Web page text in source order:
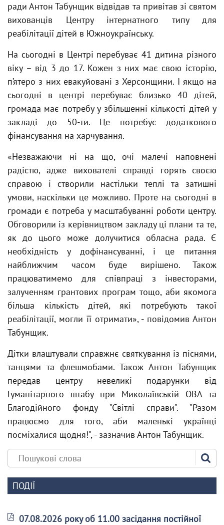
ради Антон Табунщик відвідав та привітав зі святом
вихованців Центру інтернатного типу для
реабілітації дітей в Южноукраїнську.
На сьогодні в Центрі перебуває 41 дитина різного
віку – від 3 до 17. Кожен з них має свою історію,
п’ятеро з них евакуйовані з Херсонщини. І якщо на
сьогодні в центрі перебуває близько 40 дітей,
громада має потребу у збільшенні кількості дітей у
закладі до 50-ти. Це потребує додаткового
фінансування на харчування.
«Незважаючи ні на що, очі малечі наповнені
радістю, адже вихователі справді горять своєю
справою і створили настільки теплі та затишні
умови, наскільки це можливо. Проте на сьогодні в
громади є потреба у масштабуванні роботи центру.
Обговорили із керівництвом закладу ці плани та те,
як до цього може долучитися обласна рада. Є
необхідність у дофінансуванні, і це питання
найближчим часом буде вирішено. Також
працюватимемо для співпраці з інвесторами,
залученням грантових програм тощо, аби якомога
більша кількість дітей, які потребують такої
реабілітації, могли її отримати», - повідомив Антон
Табунщик.
Дітки влаштували справжнє святкування із піснями,
танцями та флешмобами. Також Антон Табунщик
передав центру невеликі подарунки від
Гуманітарного штабу при Миколаївській ОВА та
Благодійного фонду "Світлі справи". "Разом
працюємо для того, аби маленькі українці
посміхалися щодня!", - зазначив Антон Табунщик.
ПОДІЇ
07.08.2026 року об 11.00 засідання постійної